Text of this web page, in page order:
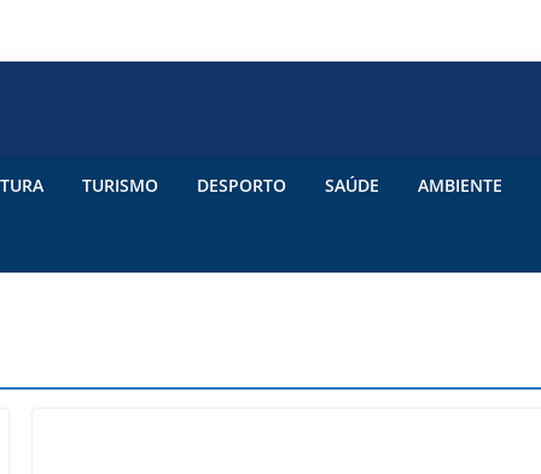
TURISMO DESPORTO SAÚDE AMBIENTE